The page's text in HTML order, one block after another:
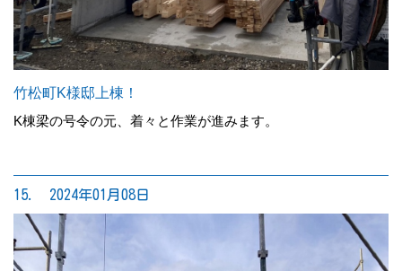
竹松町K様邸上棟！
K棟梁の号令の元、着々と作業が進みます。
15. 2024年01月08日